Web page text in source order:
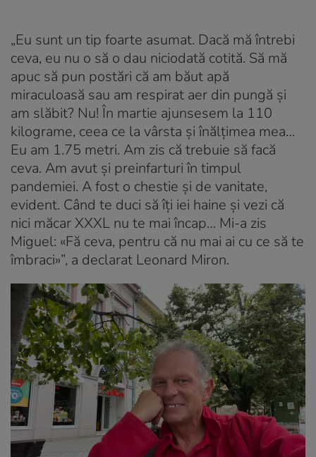
„Eu sunt un tip foarte asumat. Dacă mă întrebi
ceva, eu nu o să o dau niciodată cotită. Să mă
apuc să pun postări că am băut apă
miraculoasă sau am respirat aer din pungă și
am slăbit? Nu! În martie ajunsesem la 110
kilograme, ceea ce la vârsta și înălțimea mea…
Eu am 1.75 metri. Am zis că trebuie să facă
ceva. Am avut și preinfarturi în timpul
pandemiei. A fost o chestie și de vanitate,
evident. Când te duci să îți iei haine și vezi că
nici măcar XXXL nu te mai încap… Mi-a zis
Miguel: «Fă ceva, pentru că nu mai ai cu ce să te
îmbraci»”, a declarat Leonard Miron.